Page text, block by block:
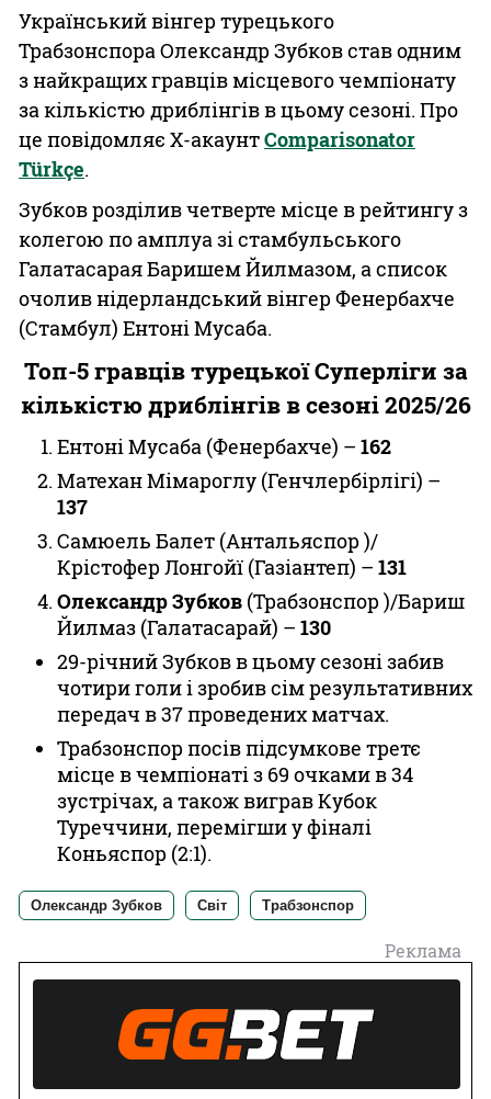
Український вінгер турецького
Трабзонспора Олександр Зубков став одним
з найкращих гравців місцевого чемпіонату
за кількістю дриблінгів в цьому сезоні. Про
це повідомляє Х-акаунтComparisonator
Türkçe.
Зубков розділив четверте місце в рейтингу з
колегою по амплуа зі стамбульського
Галатасарая Баришем Йилмазом, а список
очолив нідерландський вінгер Фенербахче
(Стамбул) Ентоні Мусаба.
Топ-5 гравців турецької Суперліги за
кількістю дриблінгів в сезоні 2025/26
Ентоні Мусаба (Фенербахче) – 162
Матехан Мімароглу (Генчлербірлігі) –
137
Самюель Балет (Антальяспор )/
Крістофер Лонгойї (Газіантеп) – 131
Олександр Зубков (Трабзонспор )/Бариш
Йилмаз (Галатасарай) – 130
29-річний Зубков в цьому сезоні забив
чотири голи і зробив сім результативних
передач в 37 проведених матчах.
Трабзонспор посів підсумкове третє
місце в чемпіонаті з 69 очками в 34
зустрічах, а також виграв Кубок
Туреччини, перемігши у фіналі
Коньяспор (2:1).
Олександр Зубков Світ Трабзонспор
Реклама